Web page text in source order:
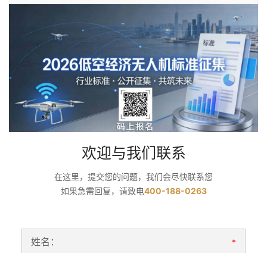
欢迎与我们联系
在这里，提交您的问题，我们会尽快联系您
如果急需回复，请致电400-188-0263
姓名： *